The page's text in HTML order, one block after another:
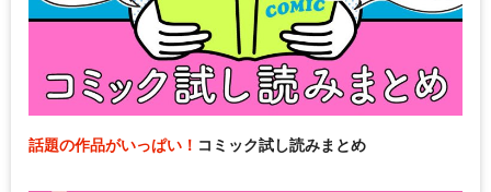
話題の作品がいっぱい！ コミック試し読みまとめ